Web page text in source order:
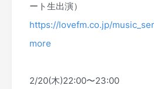
ート生出演）
https://lovefm.co.jp/
more
2/20(木)22:00〜23:00